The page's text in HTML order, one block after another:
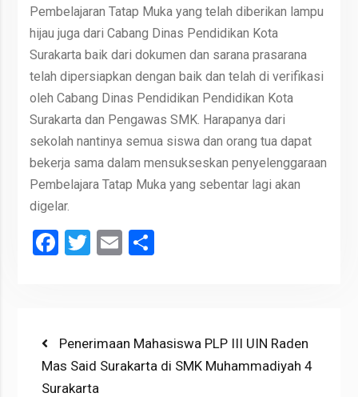
Pembelajaran Tatap Muka yang telah diberikan lampu
hijau juga dari Cabang Dinas Pendidikan Kota
Surakarta baik dari dokumen dan sarana prasarana
telah dipersiapkan dengan baik dan telah di verifikasi
oleh Cabang Dinas Pendidikan Pendidikan Kota
Surakarta dan Pengawas SMK. Harapanya dari
sekolah nantinya semua siswa dan orang tua dapat
bekerja sama dalam mensukseskan penyelenggaraan
Pembelajara Tatap Muka yang sebentar lagi akan
digelar.
Facebook
Twitter
EmailShare
Post
navigation
Previous
post:
Penerimaan Mahasiswa PLP III UIN Raden
Mas Said Surakarta di SMK Muhammadiyah 4
Surakarta